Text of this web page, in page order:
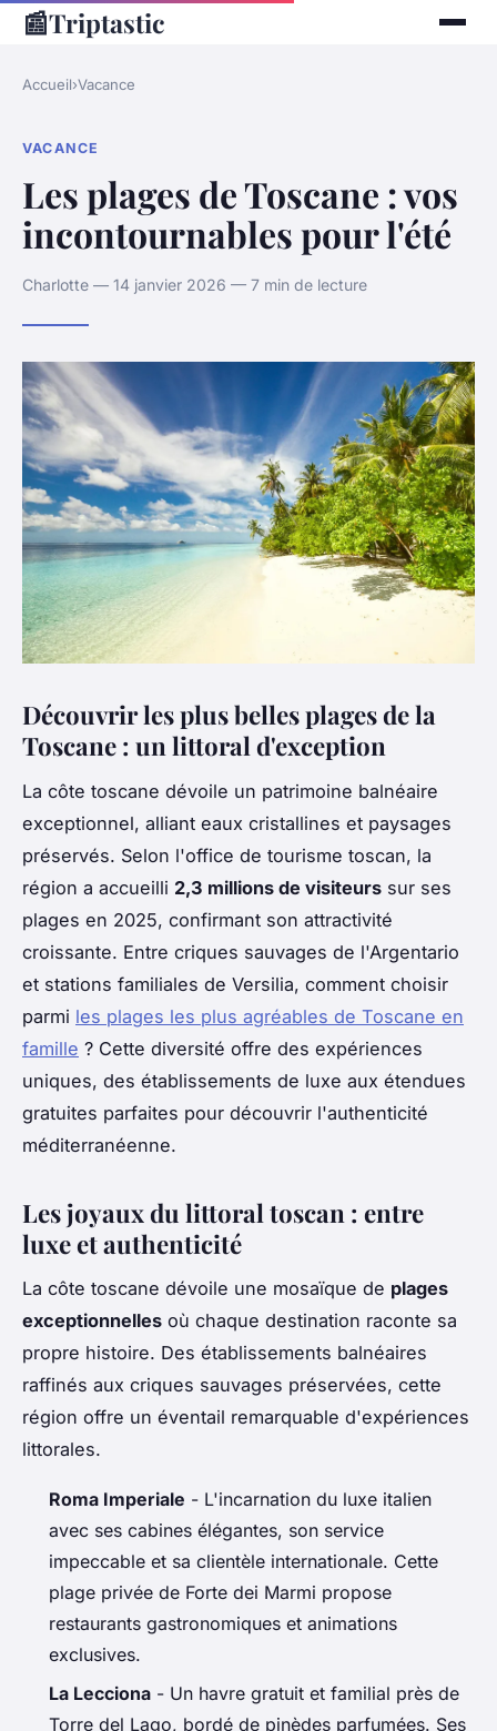
📰Triptastic
Accueil›Vacance
VACANCE
Les plages de Toscane : vos
incontournables pour l'été
Charlotte — 14 janvier 2026 — 7 min de lecture
Découvrir les plus belles plages de la
Toscane : un littoral d'exception
La côte toscane dévoile un patrimoine balnéaire
exceptionnel, alliant eaux cristallines et paysages
préservés. Selon l'office de tourisme toscan, la
région a accueilli 2,3 millions de visiteurs sur ses
plages en 2025, confirmant son attractivité
croissante. Entre criques sauvages de l'Argentario
et stations familiales de Versilia, comment choisir
parmi les plages les plus agréables de Toscane en
famille ? Cette diversité offre des expériences
uniques, des établissements de luxe aux étendues
gratuites parfaites pour découvrir l'authenticité
méditerranéenne.
Les joyaux du littoral toscan : entre
luxe et authenticité
La côte toscane dévoile une mosaïque de plages
exceptionnelles où chaque destination raconte sa
propre histoire. Des établissements balnéaires
raffinés aux criques sauvages préservées, cette
région offre un éventail remarquable d'expériences
littorales.
Roma Imperiale - L'incarnation du luxe italien
avec ses cabines élégantes, son service
impeccable et sa clientèle internationale. Cette
plage privée de Forte dei Marmi propose
restaurants gastronomiques et animations
exclusives.
La Lecciona - Un havre gratuit et familial près de
Torre del Lago, bordé de pinèdes parfumées. Ses